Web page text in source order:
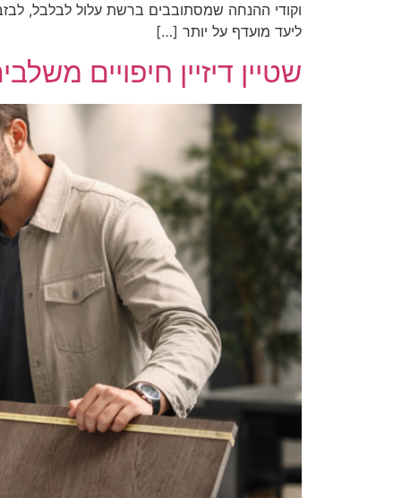
וקודי ההנחה שמסתובבים ברשת עלול לבלבל,
ליעד מועדף על יותר […]
שטיין דיזיין חיפויים